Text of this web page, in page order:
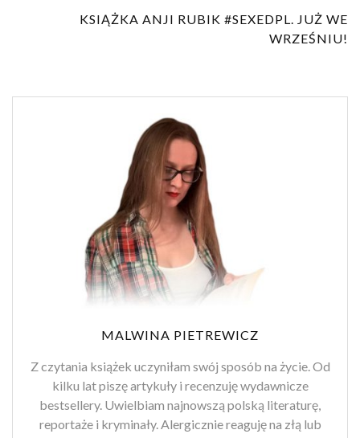
KSIĄŻKA ANJI RUBIK #SEXEDPL. JUŻ WE
WRZEŚNIU!
MALWINA PIETREWICZ
Z czytania książek uczyniłam swój sposób na życie. Od
kilku lat piszę artykuły i recenzuję wydawnicze
bestsellery. Uwielbiam najnowszą polską literaturę,
reportaże i kryminały. Alergicznie reaguję na złą lub